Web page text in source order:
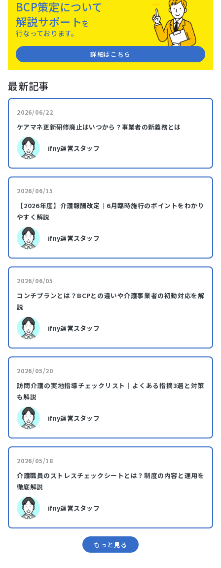
BCP策定について
解説サポート を
⾏なっております。
詳細はこちら
最新記事
2026/06/22
ケアマネ更新研修廃止はいつから？事業者の新義務とは
ifny運営スタッフ
2026/06/15
【2026年度】介護報酬改定｜6月臨時施行のポイントをわかり
やすく解説
ifny運営スタッフ
2026/06/05
コンチプランとは？BCPとの違いや介護事業者の初動対応を解
説
ifny運営スタッフ
2026/05/20
訪問介護の実地指導チェックリスト｜よくある指摘3選と対策
も解説
ifny運営スタッフ
2026/05/18
介護職員のストレスチェックシートとは？制度の内容と運用を
徹底解説
ifny運営スタッフ
もっと⾒る